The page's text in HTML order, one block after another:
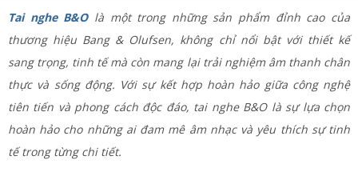
Tai nghe B&Olà một trong những sản phẩm đỉnh cao của
thương hiệu Bang & Olufsen, không chỉ nổi bật với thiết kế
sang trọng, tinh tế mà còn mang lại trải nghiệm âm thanh chân
thực và sống động. Với sự kết hợp hoàn hảo giữa công nghệ
tiên tiến và phong cách độc đáo, tai nghe B&O là sự lựa chọn
hoàn hảo cho những ai đam mê âm nhạc và yêu thích sự tinh
tế trong từng chi tiết.